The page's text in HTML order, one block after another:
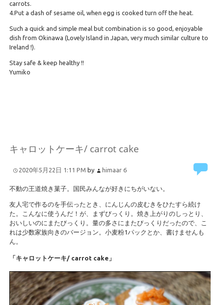
carrots.
4.Put a dash of sesame oil, when egg is cooked turn off the heat.
Such a quick and simple meal but combination is so good, enjoyable
dish from Okinawa (Lovely Island in Japan, very much similar culture to
Ireland !).
Stay safe & keep healthy !!
Yumiko
キャロットケーキ/ carrot cake
2020年5月22日 1:11 PM by himaar 6
不動の王道焼き菓子。国民みんなが好きにちがいない。
友人宅で作るのを手伝ったとき、にんじんの皮むきをひたすら続け
た。こんなに使うんだ！が、まずびっくり。焼き上がりのしっとり、
おいしいのにまたびっくり。量の多さにまたびっくりだったので、こ
れは少数家族向きのバージョン。小麦粉1パックとか、書けませんも
ん。
「キャロットケーキ/ carrot cake」